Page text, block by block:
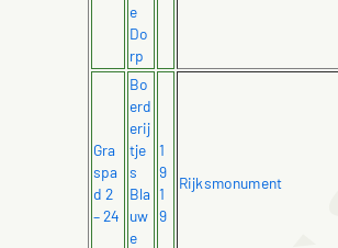
e
Do
rp
Gra
spa
d 2
– 24
Bo
erd
erij
tje
s
Bla
uw
e
1
9
1
9
Rijksmonument